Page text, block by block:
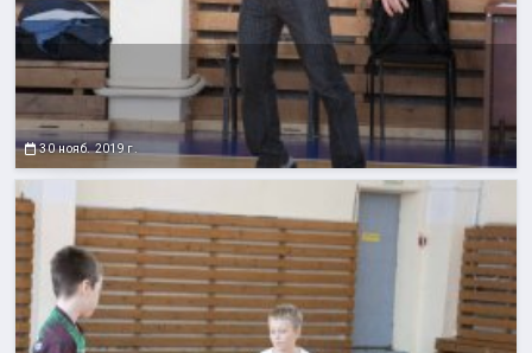
30 нояб. 2019 г.